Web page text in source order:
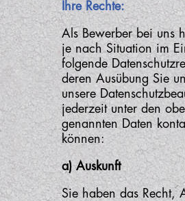
Ihre Rechte:
Als Bewerber bei uns
je nach Situation im
folgende
deren Ausübung Sie
unsere
jederzeit unter den
genannten Daten
können:
a) Auskunft
Sie haben das Recht,